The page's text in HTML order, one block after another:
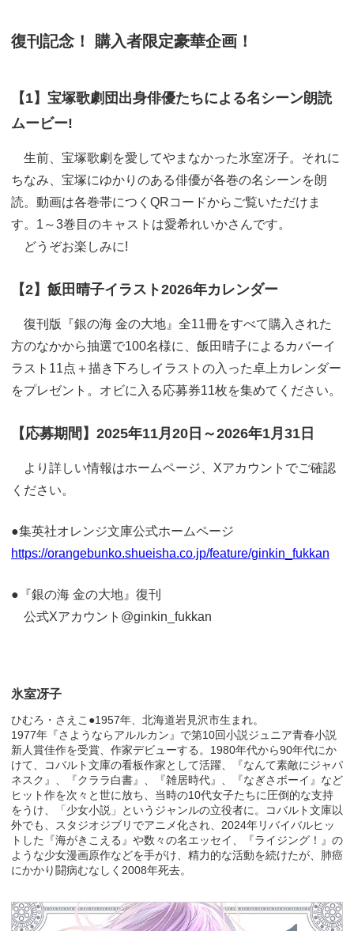
復刊記念！ 購入者限定豪華企画！
【1】宝塚歌劇団出身俳優たちによる名シーン朗読
ムービー!
生前、宝塚歌劇を愛してやまなかった氷室冴子。それに
ちなみ、宝塚にゆかりのある俳優が各巻の名シーンを朗
読。動画は各巻帯につくQRコードからご覧いただけま
す。1～3巻目のキャストは愛希れいかさんです。
どうぞお楽しみに!
【2】飯田晴子イラスト2026年カレンダー
復刊版『銀の海 金の大地』全11冊をすべて購入された
方のなかから抽選で100名様に、飯田晴子によるカバーイ
ラスト11点＋描き下ろしイラストの入った卓上カレンダー
をプレゼント。オビに入る応募券11枚を集めてください。
【応募期間】2025年11月20日～2026年1月31日
より詳しい情報はホームページ、Xアカウントでご確認
ください。
●集英社オレンジ文庫公式ホームページ
https://orangebunko.shueisha.co.jp/feature/ginkin_fukkan
●『銀の海 金の大地』復刊
公式Xアカウント@ginkin_fukkan
氷室冴子
ひむろ・さえこ●1957年、北海道岩見沢市生まれ。
1977年『さようならアルルカン』で第10回小説ジュニア青春小説
新人賞佳作を受賞、作家デビューする。1980年代から90年代にか
けて、コバルト文庫の看板作家として活躍、『なんて素敵にジャパ
ネスク』、『クララ白書』、『雑居時代』、『なぎさボーイ』など
ヒット作を次々と世に放ち、当時の10代女子たちに圧倒的な支持
をうけ、「少女小説」というジャンルの立役者に。コバルト文庫以
外でも、スタジオジブリでアニメ化され、2024年リバイバルヒッ
トした『海がきこえる』や数々の名エッセイ、『ライジング！』の
ような少女漫画原作などを手がけ、精力的な活動を続けたが、肺癌
にかかり闘病むなしく2008年死去。